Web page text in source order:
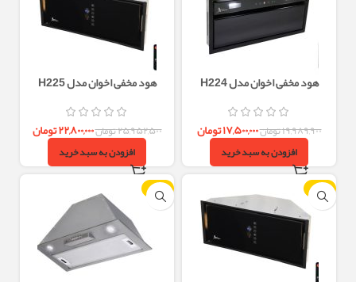
هود مخفی اخوان مدل H224
۱۹,۹۸۹,۹۰۰تومان۱۷,۵۰۰,۰۰۰تومان
افزودن به سبد خرید
هود مخفی اخوان مدل H225
۲۵,۹۵۲,۵۰۰تومان۲۲,۸۰۰,۰۰۰تومان
افزودن به سبد خرید
-12%
-13%